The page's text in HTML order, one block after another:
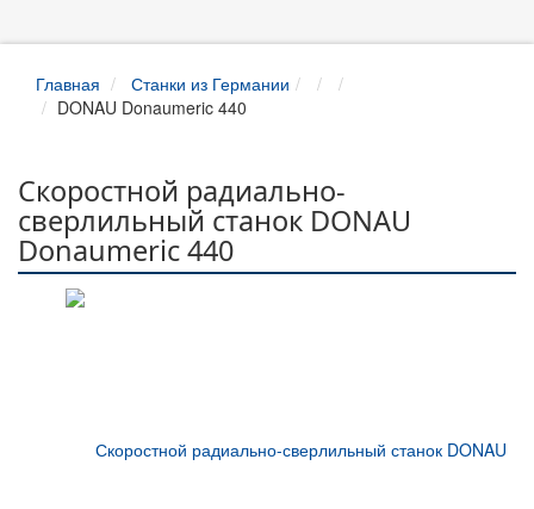
Главная
Станки из Германии
DONAU Donaumeric 440
Скоростной радиально-
сверлильный станок DONAU
Donaumeric 440